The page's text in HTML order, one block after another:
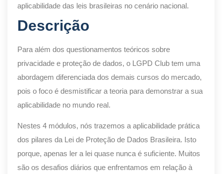
aplicabilidade das leis brasileiras no cenário nacional.
Descrição
Para além dos questionamentos teóricos sobre
privacidade e proteção de dados, o LGPD Club tem uma
abordagem diferenciada dos demais cursos do mercado,
pois o foco é desmistificar a teoria para demonstrar a sua
aplicabilidade no mundo real.
Nestes 4 módulos, nós trazemos a aplicabilidade prática
dos pilares da Lei de Proteção de Dados Brasileira. Isto
porque, apenas ler a lei quase nunca é suficiente. Muitos
são os desafios diários que enfrentamos em relação à